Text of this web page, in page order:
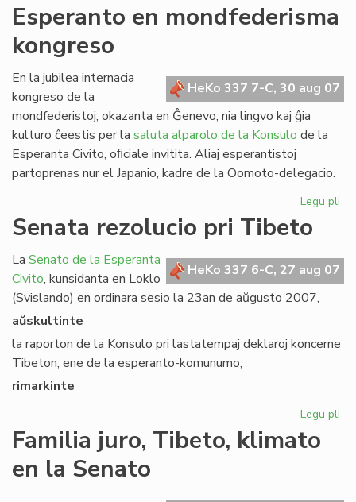
Esperanto en mondfederisma
kongreso
HeKo 337 7-C, 30 aug 07
En la jubilea internacia
kongreso de la
mondfederistoj, okazanta en Ĝenevo, nia lingvo kaj ĝia
kulturo ĉeestis per la saluta alparolo de la Konsulo de la
Esperanta Civito, oﬁciale invitita. Aliaj esperantistoj
partoprenas nur el Japanio, kadre de la Oomoto-delegacio.
Legu pli
Senata rezolucio pri Tibeto
HeKo 337 6-C, 27 aug 07
La Senato de la Esperanta
Civito, kunsidanta en Loklo
(Svislando) en ordinara sesio la 23an de aŭgusto 2007,
aŭskultinte
la raporton de la Konsulo pri lastatempaj deklaroj koncerne
Tibeton, ene de la esperanto-komunumo;
rimarkinte
Legu pli
Familia juro, Tibeto, klimato
en la Senato